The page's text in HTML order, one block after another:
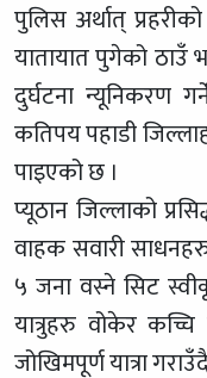
पुलिस अर्थात्
यातायात पुगेको ठाउँ
दुर्घटना न्यूनिकरण
कतिपय पहाडी
पाइएको छ ।
प्यूठान जिल्लाको
वाहक सवारी
५ जना वस्ने सिट
यात्रुहरु वोकेर
जोखिमपूर्ण यात्रा